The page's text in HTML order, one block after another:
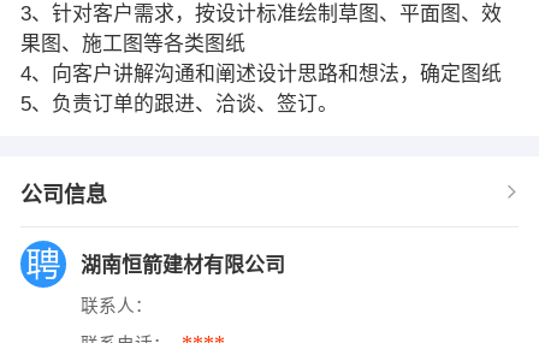
3、针对客户需求，按设计标准绘制草图、平面图、效
果图、施工图等各类图纸
4、向客户讲解沟通和阐述设计思路和想法，确定图纸
5、负责订单的跟进、洽谈、签订。
公司信息
湖南恒箭建材有限公司
联系人：